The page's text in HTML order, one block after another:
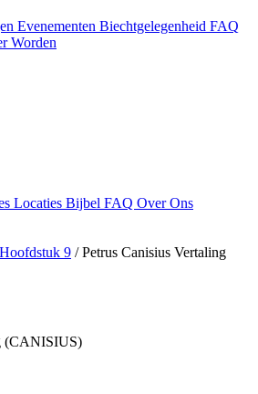
Evenementen Biechtgelegenheid FAQ
Worden
Locaties Bijbel FAQ Over Ons
Hoofdstuk 9 / Petrus Canisius Vertaling
(CANISIUS)